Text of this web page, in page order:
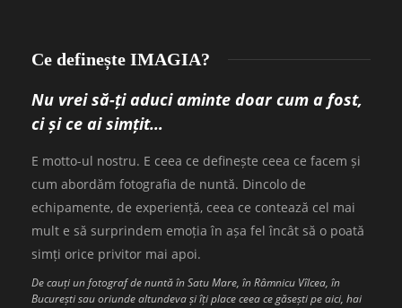
Ce definește IMAGIA?
Nu vrei să-ți aduci aminte doar cum a fost,
ci și ce ai simțit…
E motto-ul nostru. E ceea ce definește ceea ce facem și
cum abordăm fotografia de nuntă. Dincolo de
echipamente, de experiență, ceea ce contează cel mai
mult e să surprindem emoția în așa fel încât să o poată
simți orice privitor mai apoi.
De cauți un fotograf de nuntă în Satu Mare, în Râmnicu Vîlcea, în
București sau oriunde altundeva și îți place ceea ce găsești pe aici, hai